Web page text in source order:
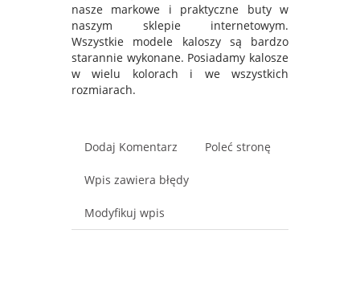
nasze markowe i praktyczne buty w
naszym sklepie internetowym.
Wszystkie modele kaloszy są bardzo
starannie wykonane. Posiadamy kalosze
w wielu kolorach i we wszystkich
rozmiarach.
Dodaj Komentarz Poleć stronę
Wpis zawiera błędy
Modyfikuj wpis